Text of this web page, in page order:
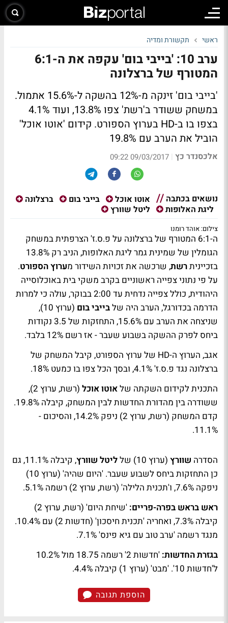
ראשי תקשורת ומדיה
ערב 10: 'בייבי בום' עקפה את ה-6:1
המטורף של ברצלונה
'בייבי בום' זינקה מ-12% בהשקה ל-15.6% אתמול.
במשחק ששודר ב'רשת' צפו 13.8%, ועוד 4.1%
בצפו בו ב-HD בערוץ הספורט. קידום 'אוטו אוכל'
הוביל את הערב עם 19.8%
אלכסנדר כץ |
09/03/2017 09:22
נושאים בכתבה אוטו אוכל בייבי בום
ברצלונה
ליגת האלופות
ליטל שוורץ
צילום: אוהד רומנו
ה-6:1 המטורף של ברצלונה על פ.ס.ז' הצרפתית במשחק
הגומלין של שמינית גמר ליגת האלופות, הניב רק 13.8%
בזכייניתרשת, שרכשה את זכויות השידור מערוץ הספורט.
על פי נתוני צפייה ראשוניים בקרב משקי בית באוכלוסייה
היהודית, כולל צפייה נדחית עד 2:00 בבוקר, עולה כי למרות
הדרמה בכדורגל, הערב היה שלבייבי בום
(ערוץ 10),
שניצחה את הערב עם 15.6%, התחזקות של 3.5 נקודות
ביחס לפרק ההשקה בשבוע שעבר - אז רשם 12% בלבד.
אגב, הערוץ ה-HD של ערוץ הספורט, קיבל המשחק של
ברצלונה נגד פ.ס.ז' 4.1%, ובסך הכל צפו בו כמעט 18%.
התכנית לקידום השקתה שלאוטו אוכל
(רשת, ערוץ 2),
ששודרה בין מהדורת החדשות לבין המשחק, קיבלה 19.8%.
קדם המשחק (רשת, ערוץ 2) ניפק 14.2%, והסיכום -
11.1%.
הסדרה שוורץ (ערוץ 10) של ליטל שוורץ
, קיבלה 11.1%, גם
כן התחזקות ביחס לשבוע שעבר. 'היום שהיה' (ערוץ 10)
ניפקה 7.6%, ו'תכנית הלילה' (רשת, ערוץ 2) רשמה 5.1%.
ראש בראש בפרה-פריים:
'שיחת היום' (רשת, ערוץ 2)
קיבלה 7.3%, ואחריה 'תכנית חיסכון' (חדשות 2) עם 10.4%.
מנגד רשמה 'ערב טוב עם גיא פינס' 7.1%.
בגזרת החדשות:
'חדשות 2' רשמה 18.75 מול 10.2%
ל'חדשות 10'. 'מבט' (ערוץ 1) קיבלה 4.4%.
הוספת תגובה